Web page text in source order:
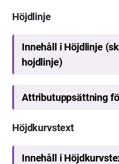
Höjdlinje
Höjdkurvstext